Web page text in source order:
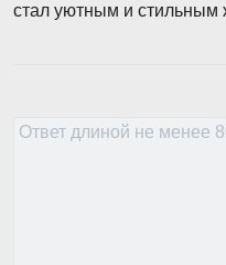
стал уютным и